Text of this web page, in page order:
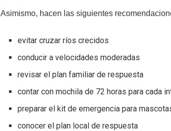
Asimismo, hacen las siguientes
evitar cruzar ríos crecidos
conducir a velocidades moderadas
revisar el plan familiar de respuesta
contar con mochila de 72 horas para cada
preparar el kit de emergencia para
conocer el plan local de respuesta